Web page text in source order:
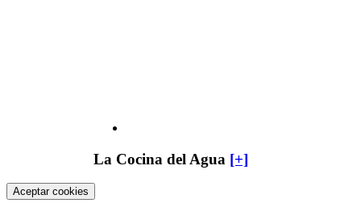
La Cocina del Agua [+]
Aceptar cookies